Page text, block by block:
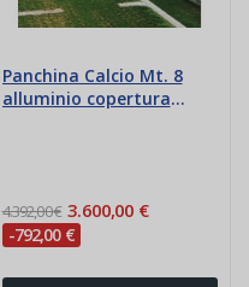
Panchina Calcio Mt. 8
alluminio copertura
4.392,00 € 3.600,00 €
-792,00 €